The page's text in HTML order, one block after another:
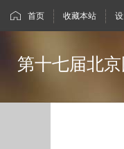
首页 收藏本站
第十七届北